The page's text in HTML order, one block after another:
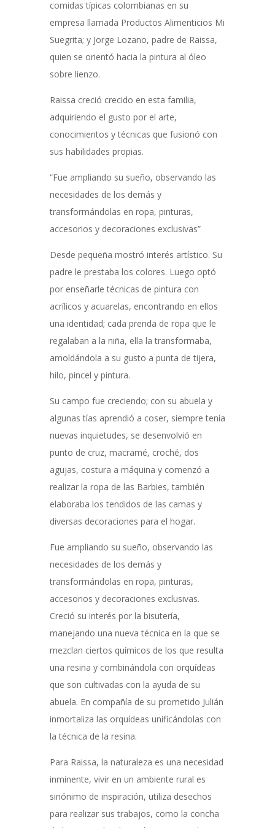
comidas típicas colombianas en su
empresa llamada Productos Alimenticios Mi
Suegrita; y Jorge Lozano, padre de Raissa,
quien se orientó hacia la pintura al óleo
sobre lienzo.
Raissa creció crecido en esta familia,
adquiriendo el gusto por el arte,
conocimientos y técnicas que fusionó con
sus habilidades propias.
“Fue ampliando su sueño, observando las
necesidades de los demás y
transformándolas en ropa, pinturas,
accesorios y decoraciones exclusivas”
Desde pequeña mostró interés artístico. Su
padre le prestaba los colores. Luego optó
por enseñarle técnicas de pintura con
acrílicos y acuarelas, encontrando en ellos
una identidad; cada prenda de ropa que le
regalaban a la niña, ella la transformaba,
amoldándola a su gusto a punta de tijera,
hilo, pincel y pintura.
Su campo fue creciendo; con su abuela y
algunas tías aprendió a coser, siempre tenía
nuevas inquietudes, se desenvolvió en
punto de cruz, macramé, croché, dos
agujas, costura a máquina y comenzó a
realizar la ropa de las Barbies, también
elaboraba los tendidos de las camas y
diversas decoraciones para el hogar.
Fue ampliando su sueño, observando las
necesidades de los demás y
transformándolas en ropa, pinturas,
accesorios y decoraciones exclusivas.
Creció su interés por la bisutería,
manejando una nueva técnica en la que se
mezclan ciertos químicos de los que resulta
una resina y combinándola con orquídeas
que son cultivadas con la ayuda de su
abuela. En compañía de su prometido Julián
inmortaliza las orquídeas unificándolas con
la técnica de la resina.
Para Raissa, la naturaleza es una necesidad
inminente, vivir en un ambiente rural es
sinónimo de inspiración, utiliza desechos
para realizar sus trabajos, como la concha